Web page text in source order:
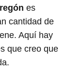
es
cantidad de
Aquí hay
que creo que